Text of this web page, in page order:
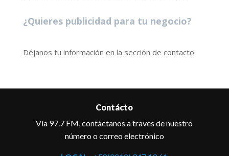
¿Quieres publicidad para tu negocio?
Déjanos tu información en la sección de contacto
Contácto
Vía 97.7 FM, contáctanos a traves de nuestro
número o correo electrónico